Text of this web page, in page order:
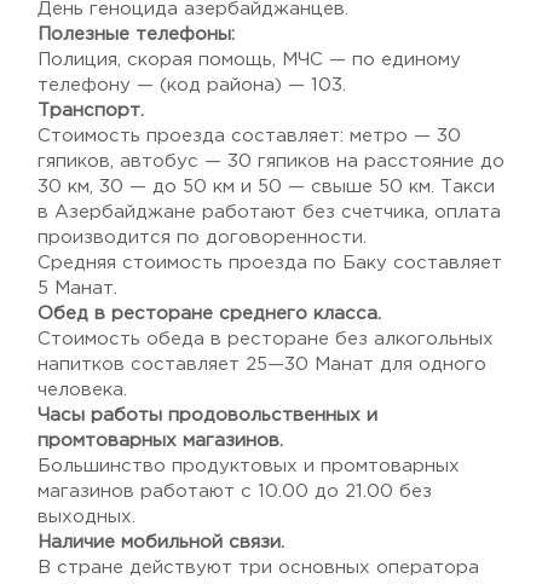
День геноцида азербайджанцев.
Полезные телефоны:
Полиция, скорая помощь, МЧС — по единому
телефону — (код района) — 103.
Транспорт.
Стоимость проезда составляет: метро — 30
гяпиков, автобус — 30 гяпиков на расстояние до
30 км, 30 — до 50 км и 50 — свыше 50 км. Такси
в Азербайджане работают без счетчика, оплата
производится по договоренности.
Средняя стоимость проезда по Баку составляет
5 Манат.
Обед в ресторане среднего класса.
Стоимость обеда в ресторане без алкогольных
напитков составляет 25—30 Манат для одного
человека.
Часы работы продовольственных и
промтоварных магазинов.
Большинство продуктовых и промтоварных
магазинов работают с 10.00 до 21.00 без
выходных.
Наличие мобильной связи.
В стране действуют три основных оператора